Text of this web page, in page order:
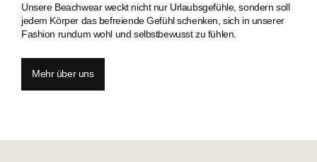
Unsere Beachwear weckt nicht nur Urlaubsgefühle, sondern soll
jedem Körper das befreiende Gefühl schenken, sich in unserer
Fashion rundum wohl und selbstbewusst zu fühlen.
Mehr über uns